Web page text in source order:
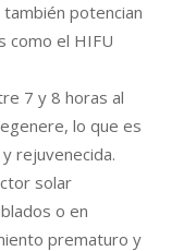
potencian
como el HIFU
7 y 8 horas al
lo que es
rejuvenecida.
solar
o en
prematuro y